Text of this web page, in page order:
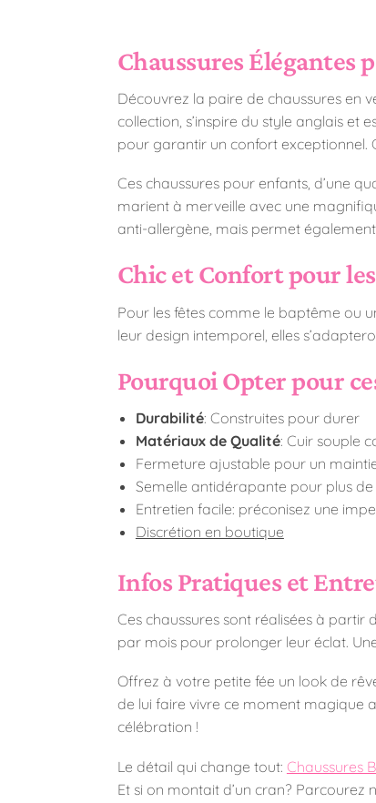
Chaussures Élégantes
Découvrez la paire de chaussuresen
collection, s’inspire du style anglais et
pour garantir un confort exceptionnel.
Ces chaussures pour enfants, d’une
marient à merveille avec une
anti-allergène, mais permet
Chic et Confort pour
Pour les fêtes comme le baptême ou
leur design intemporel, elles
Pourquoi Opter pour
Durabilité: Construites pour durer
Matériaux de Qualité: Cuir souple
Fermeture ajustable pour un
Semelle antidérapante pour plus de
Entretien facile: préconisez une
Discrétion en boutique
Infos Pratiques et
Ces chaussures sont réalisées à
par mois pour prolonger leur éclat.
Offrez à votre petite fée un look de
de lui faire vivre ce moment magique
célébration !
Le détail qui change tout: Chaussures
Et si on montait d’un cran? Parcourez